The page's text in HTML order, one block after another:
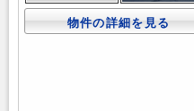
物件の詳細を見る